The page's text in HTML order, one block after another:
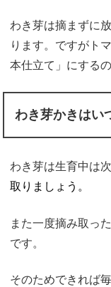
わき芽は摘まずに
ります。ですがト
本仕立て」にする
わき芽かきはい
わき芽は生育中は
取りましょう。
また一度摘み取っ
です。
そのためできれば